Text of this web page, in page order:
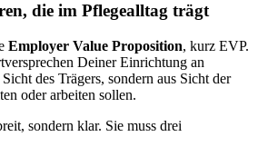
die im Pflegealltag trägt
Employer Value Proposition, kurz EVP.
Deiner Einrichtung an
des Trägers, sondern aus Sicht der
oder arbeiten sollen.
sondern klar. Sie muss drei